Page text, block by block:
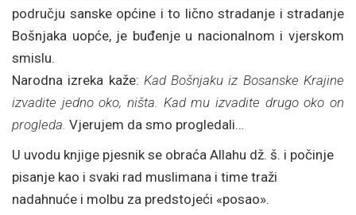
području sanske općine i to lično stradanje i stradanje
Bošnjaka uopće, je buđenje u nacionalnom i vjerskom
smislu.
Narodna izreka kaže: Kad Bošnjaku iz Bosanske Krajine
izvadite jedno oko, ništa. Kad mu izvadite drugo oko on
progleda. Vjerujem da smo progledali…
U uvodu knjige pjesnik se obraća Allahu dž. š. i počinje
pisanje kao i svaki rad muslimana i time traži
nadahnuće i molbu za predstojeći «posao».